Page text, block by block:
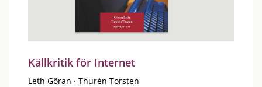
Källkritik för Internet
Leth Göran · Thurén Torsten